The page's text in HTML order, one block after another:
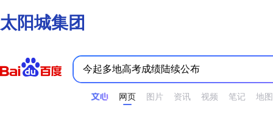
太阳城集团
网页 图片 资讯 视频 笔记 地图
时间不限 所有网页和文件 站点内检索